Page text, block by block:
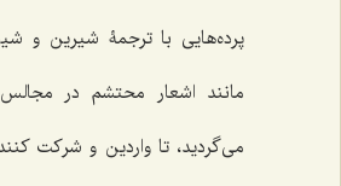
پرده‌هایى با ترجمۀ شیرین و
مانند اشعار محتشم در
مى‌گردید، تا واردین و شركت